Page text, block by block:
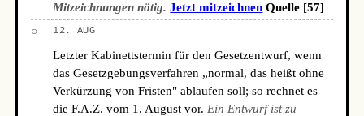
Mitzeichnungen nötig. Jetzt mitzeichnen Quelle [57]
○ 12. AUG
Letzter Kabinettstermin für den Gesetzentwurf, wenn
das Gesetzgebungsverfahren „normal, das heißt ohne
Verkürzung von Fristen" ablaufen soll; so rechnet es
die F.A.Z. vom 1. August vor. Ein Entwurf ist zu